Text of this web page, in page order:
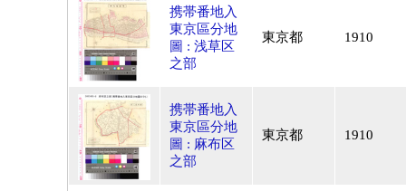
携帯番地入
東京區分地
圖 : 浅草区
之部
東京都 1910
携帯番地入
東京區分地
圖 : 麻布区
之部
東京都 1910